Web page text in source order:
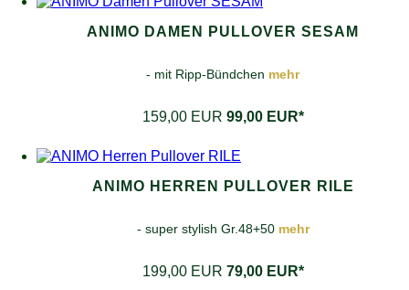
ANIMO DAMEN PULLOVER SESAM
- mit Ripp-Bündchen mehr
159,00 EUR 99,00 EUR*
ANIMO HERREN PULLOVER RILE
- super stylish Gr.48+50 mehr
199,00 EUR 79,00 EUR*